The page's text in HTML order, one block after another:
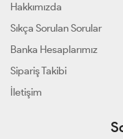
Hakkımızda
Sıkça Sorulan Sorular
Banka Hesaplarımız
Sipariş Takibi
İletişim